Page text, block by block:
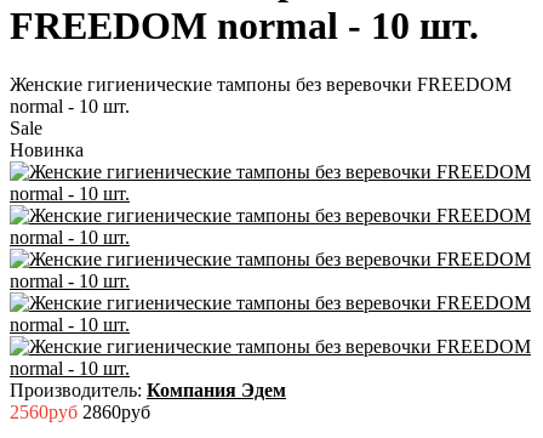
FREEDOM normal - 10 шт.
Женские гигиенические тампоны без веревочки FREEDOM
normal - 10 шт.
Sale
Новинка
Производитель: Компания Эдем
2560руб 2860руб